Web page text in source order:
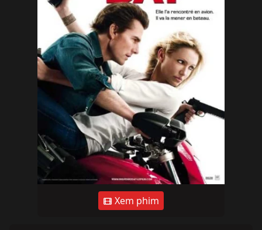
Xem phim